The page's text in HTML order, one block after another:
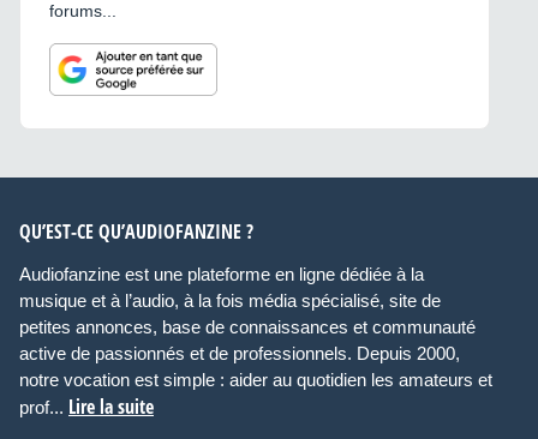
forums...
QU’EST-CE QU’AUDIOFANZINE ?
Audiofanzine est une plateforme en ligne dédiée à la
musique et à l’audio, à la fois média spécialisé, site de
petites annonces, base de connaissances et communauté
active de passionnés et de professionnels. Depuis 2000,
notre vocation est simple : aider au quotidien les amateurs et
prof... Lire la suite